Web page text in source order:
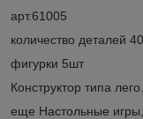
арт.61005
количество деталей
фигурки 5шт
Конструктор типа лего.
еще Настольные